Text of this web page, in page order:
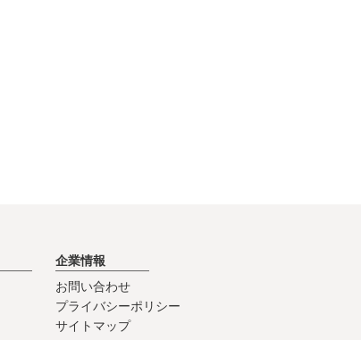
企業情報
お問い合わせ
プライバシーポリシー
サイトマップ